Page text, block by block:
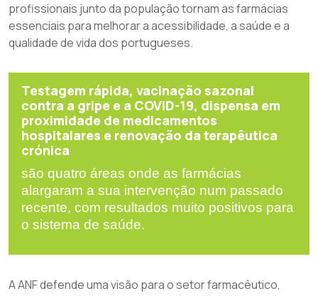
profissionais junto da população tornam as farmácias
essenciais para melhorar a acessibilidade, a saúde e a
qualidade de vida dos portugueses.
Testagem rápida, vacinação sazonal
contra a gripe e a COVID-19, dispensa em
proximidade de medicamentos
hospitalares e renovação da terapêutica
crónica
são quatro áreas onde as farmácias
alargaram a sua intervenção num passado
recente, com resultados muito positivos para
o sistema de saúde.
A ANF defende uma visão para o setor farmacêutico,